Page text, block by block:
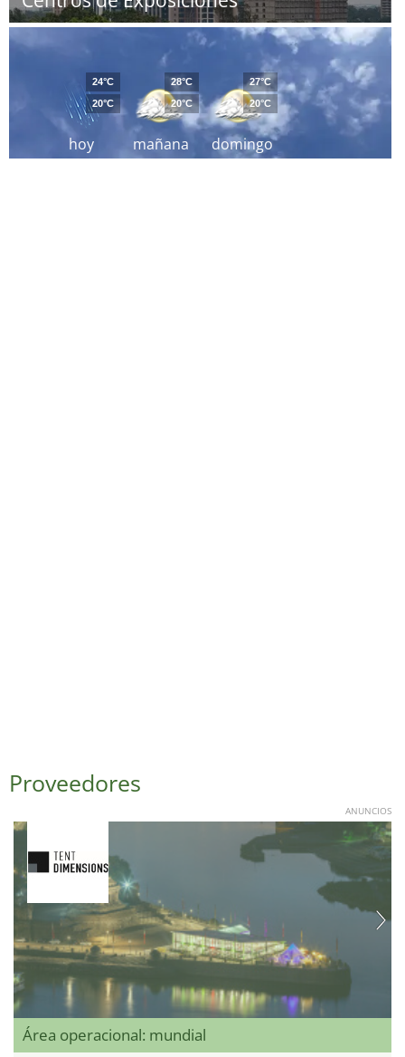
hoy
24°C
20°C
mañana
28°C
20°C
domingo
27°C
20°C
Proveedores
ANUNCIOS
Área operacional: mundial